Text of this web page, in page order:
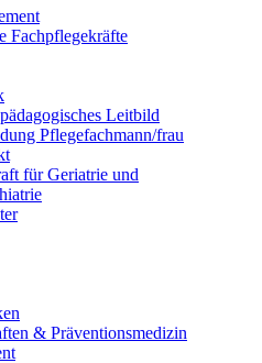
Fachpflegekräfte
Leitbild
Pflegefachmann/frau
für Geriatrie und
& Präventionsmedizin